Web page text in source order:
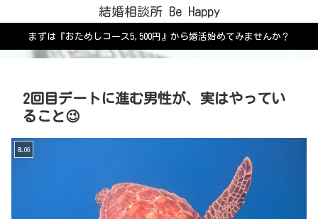
結婚相談所 Be Happy
まずは『おためしコース5,500円』から婚活始めてみませんか？
2回目デートに進む男性が、実はやってい
ること😉
BLOG